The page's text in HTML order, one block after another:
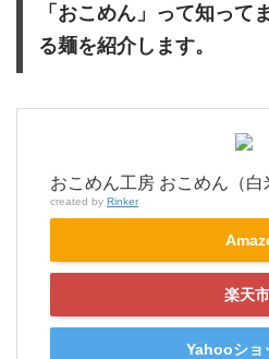
「おこめん」って知って
る麺を紹介します。
おこめん工房 おこめん（
created by Rinker
楽天
Yahooショ